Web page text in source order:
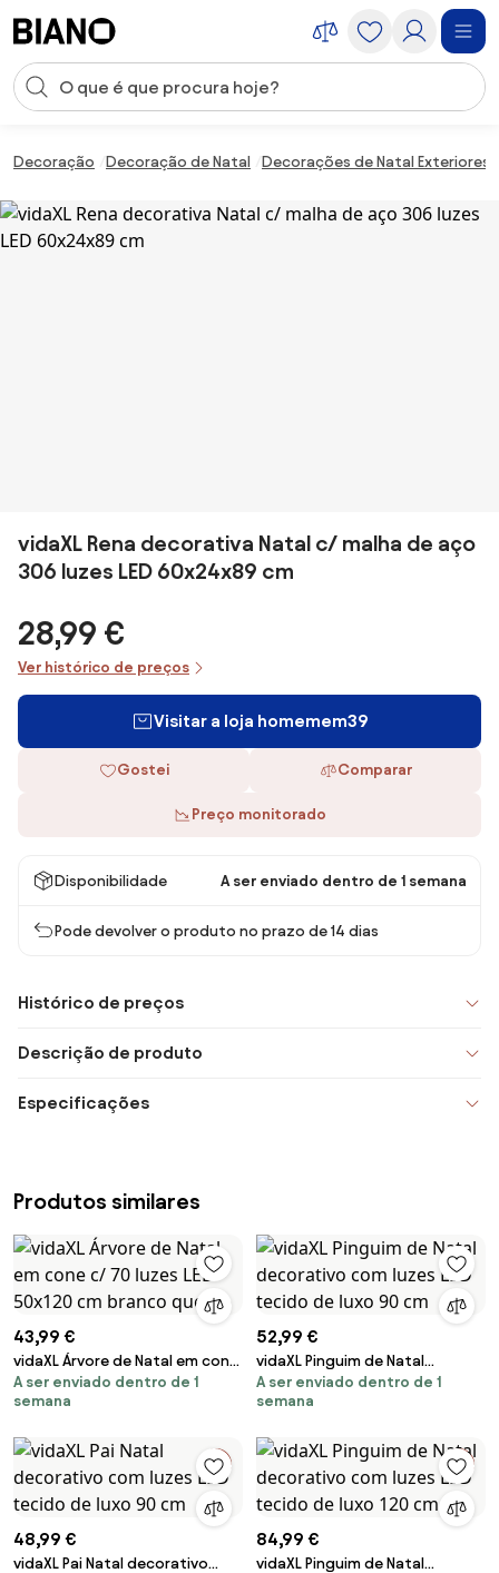
Entrada de pesquisa
Decoração Decoração de Natal Decorações de Natal Exteriores
vidaXL Rena decorativa Natal c/ malha de aço
306 luzes LED 60x24x89 cm
28,99 €
Ver histórico de preços
Visitar a loja homemem39
Gostei Comparar
Preço monitorado
Disponibilidade A ser enviado dentro de 1 semana
Pode devolver o produto no prazo de 14 dias
Histórico de preços
Descrição de produto
Especificações
Produtos similares
43,99 €
vidaXL Árvore de Natal em cone
c/ 70 luzes LED 50x120 cm
branco quente
A ser enviado dentro de 1
semana
52,99 €
vidaXL Pinguim de Natal
decorativo com luzes LED
tecido de luxo 90 cm
A ser enviado dentro de 1
semana
48,99 €
vidaXL Pai Natal decorativo
84,99 €
vidaXL Pinguim de Natal